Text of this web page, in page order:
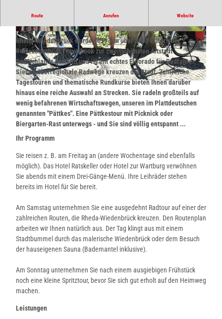
©CC-BY-SA
© Flora Westfalica GmbH Rheda-Wiedenbrück
|CC-BY-SA
©CC-BY-SA
Route Anrufen Website
Herzlich Willkommen in der Auszeit!
Rheda-Wiedenbrück wurde 2019 von über 3500 Lesern der
Reisezeitschrift Travelbook zur zweitschönsten Altstadt
Deutschlands gewählt und ist ein echtes Eldorado für Radfahrer.
Sieben überregionale Radwege kreuzen die Stadt. Zahlreiche
Tagestouren und thematische Rundkurse bieten Ihnen darüber
hinaus eine reiche Auswahl an Strecken. Sie radeln großteils auf
wenig befahrenen Wirtschaftswegen, unseren im Plattdeutschen
genannten "Pättkes". Eine Pättkestour mit Picknick oder
Biergarten-Rast unterwegs - und Sie sind völlig entspannt ...
Ihr Programm
Sie reisen z. B. am Freitag an (andere Wochentage sind ebenfalls
möglich). Das Hotel Ratskeller oder Hotel zur Wartburg verwöhnen
Sie abends mit einem Drei-Gänge-Menü. Ihre Leihräder stehen
bereits im Hotel für Sie bereit.
Am Samstag unternehmen Sie eine ausgedehnt Radtour auf einer der
zahlreichen Routen, die Rheda-Wiedenbrück kreuzen. Den Routenplan
arbeiten wir Ihnen natürlich aus. Der Tag klingt aus mit einem
Stadtbummel durch das malerische Wiedenbrück oder dem Besuch
der hauseigenen Sauna (Bademantel inklusive).
Am Sonntag unternehmen Sie nach einem ausgiebigen Frühstück
noch eine kleine Spritztour, bevor Sie sich gut erholt auf den Heimweg
machen.
Leistungen